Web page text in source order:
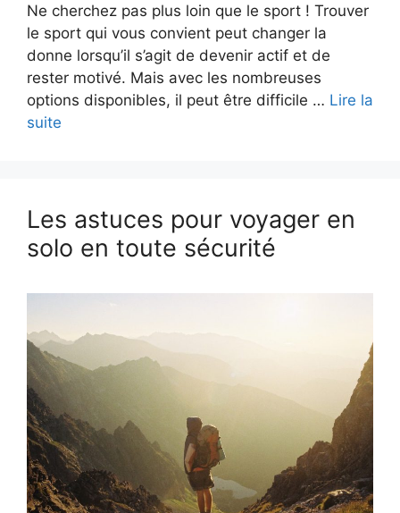
Ne cherchez pas plus loin que le sport ! Trouver
le sport qui vous convient peut changer la
donne lorsqu’il s’agit de devenir actif et de
rester motivé. Mais avec les nombreuses
options disponibles, il peut être difficile … Lire la
suite
Les astuces pour voyager en
solo en toute sécurité